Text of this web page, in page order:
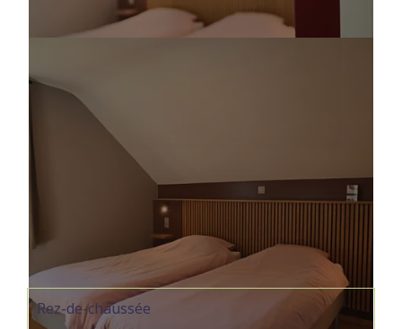
Rez-de-chaussée